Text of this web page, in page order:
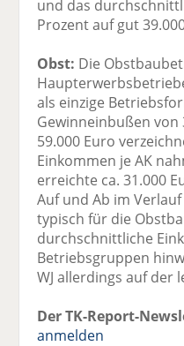
und das
Prozent auf gut
Obst: Die
als einzige
Gewinneinbußen von
59.000 Euro
Einkommen je AK
erreichte ca. 31.000
Auf und Ab im
typisch für die
durchschnittliche
Betriebsgruppen
WJ allerdings auf der
Der TK-Report-
anmelden